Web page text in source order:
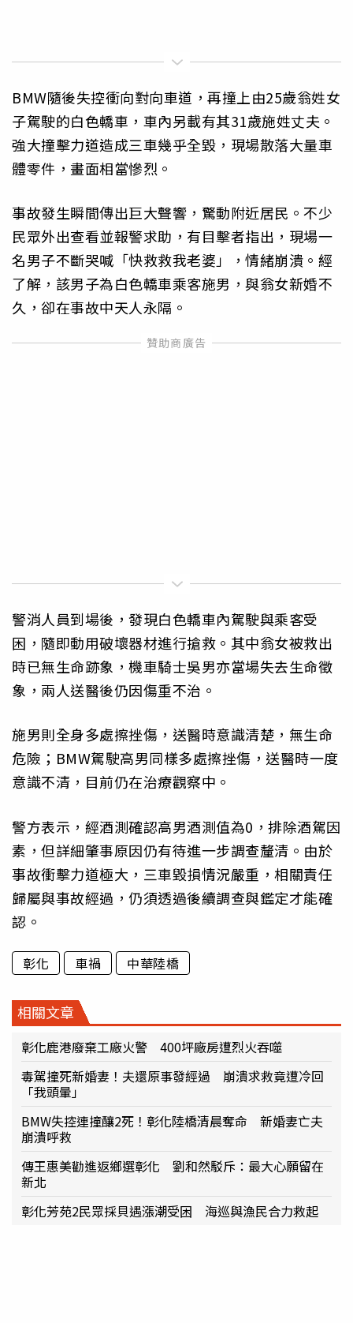
BMW隨後失控衝向對向車道，再撞上由25歲翁姓女
子駕駛的白色轎車，車內另載有其31歲施姓丈夫。
強大撞擊力道造成三車幾乎全毀，現場散落大量車
體零件，畫面相當慘烈。
事故發生瞬間傳出巨大聲響，驚動附近居民。不少
民眾外出查看並報警求助，有目擊者指出，現場一
名男子不斷哭喊「快救救我老婆」，情緒崩潰。經
了解，該男子為白色轎車乘客施男，與翁女新婚不
久，卻在事故中天人永隔。
警消人員到場後，發現白色轎車內駕駛與乘客受
困，隨即動用破壞器材進行搶救。其中翁女被救出
時已無生命跡象，機車騎士吳男亦當場失去生命徵
象，兩人送醫後仍因傷重不治。
施男則全身多處擦挫傷，送醫時意識清楚，無生命
危險；BMW駕駛高男同樣多處擦挫傷，送醫時一度
意識不清，目前仍在治療觀察中。
警方表示，經酒測確認高男酒測值為0，排除酒駕因
素，但詳細肇事原因仍有待進一步調查釐清。由於
事故衝擊力道極大，三車毀損情況嚴重，相關責任
歸屬與事故經過，仍須透過後續調查與鑑定才能確
認。
彰化 車禍 中華陸橋
相關文章
彰化鹿港廢棄工廠火警 400坪廠房遭烈火吞噬
毒駕撞死新婚妻！夫還原事發經過 崩潰求救竟遭冷回
「我頭暈」
BMW失控連撞釀2死！彰化陸橋清晨奪命 新婚妻亡夫
崩潰呼救
傳王惠美勸進返鄉選彰化 劉和然駁斥：最大心願留在
新北
彰化芳苑2民眾採貝遇漲潮受困 海巡與漁民合力救起